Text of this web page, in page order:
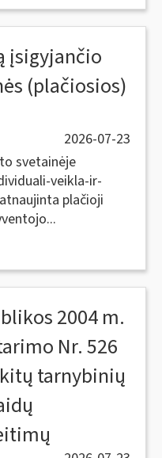
įsigyjančio
(plačiosios)
2026-07-23
svetainėje
veikla-ir-
plačioji
2004 m.
Nr. 526
tarnybinių